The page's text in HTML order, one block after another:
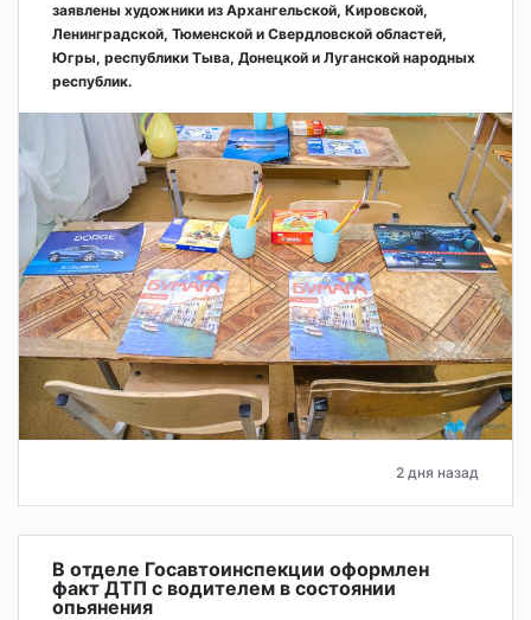
заявлены художники из Архангельской, Кировской,
Ленинградской, Тюменской и Свердловской областей,
Югры, республики Тыва, Донецкой и Луганской народных
республик.
2 дня назад
В отделе Госавтоинспекции оформлен
факт ДТП с водителем в состоянии
опьянения